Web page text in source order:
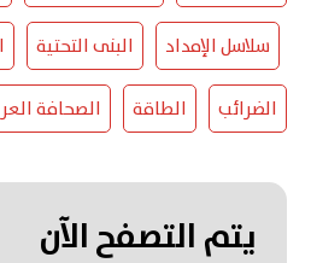
سلاسل الإمداد البنى التحتية
الضرائب الطاقة الصحافة
يتم التصفح الآن